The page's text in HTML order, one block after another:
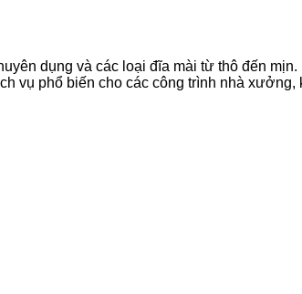
dụng và các loại đĩa mài từ thô đến
vụ phổ biến cho các công trình nhà xưởng,